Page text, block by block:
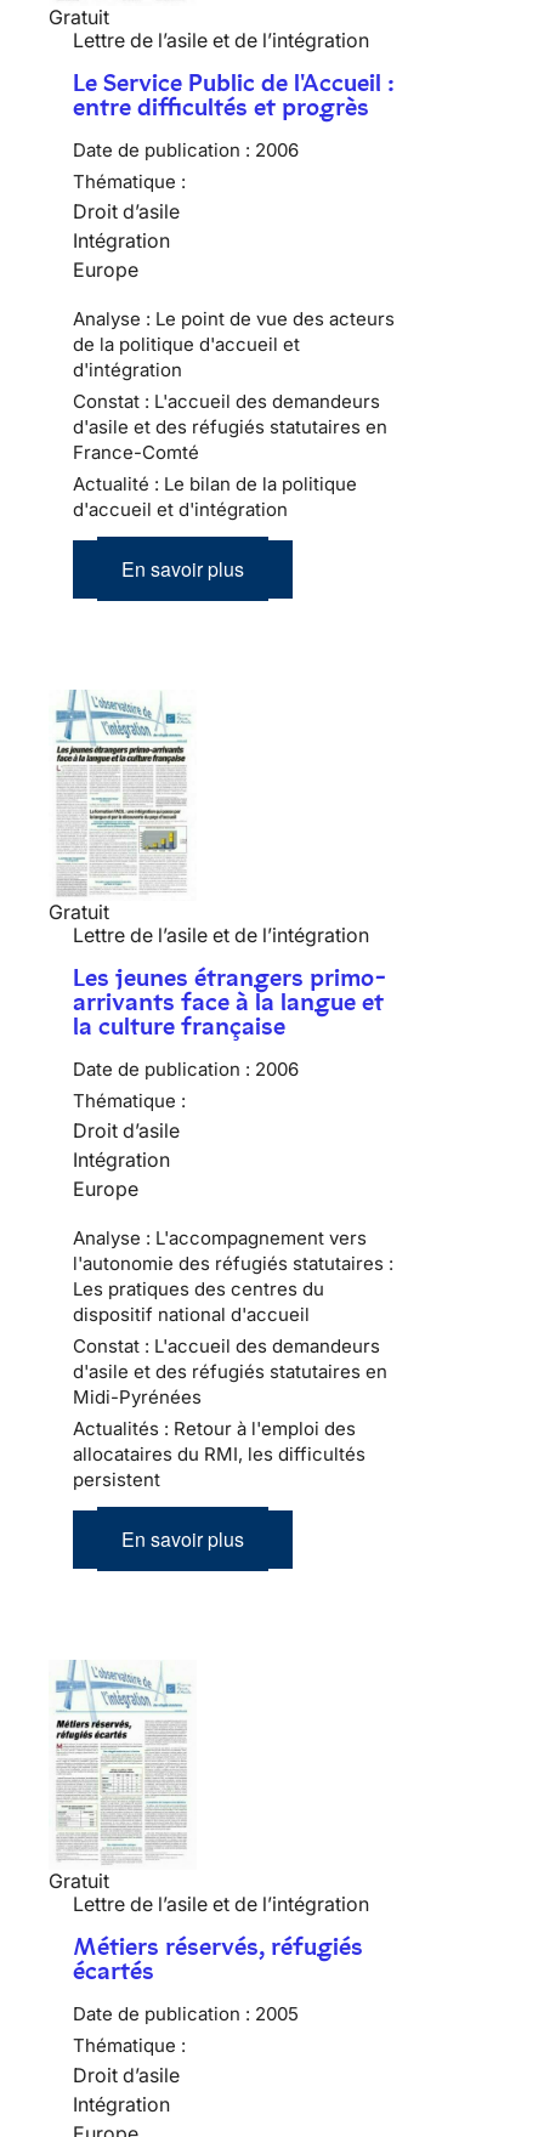
Gratuit
Lettre de l’asile et de l’intégration
Le Service Public de l'Accueil :
entre difficultés et progrès
Date de publication : 2006
Thématique :
Droit d’asile
Intégration
Europe
Analyse : Le point de vue des acteurs
de la politique d'accueil et
d'intégration
Constat : L'accueil des demandeurs
d'asile et des réfugiés statutaires en
France-Comté
Actualité : Le bilan de la politique
d'accueil et d'intégration
En savoir plus
Gratuit
Lettre de l’asile et de l’intégration
Les jeunes étrangers primo-
arrivants face à la langue et
la culture française
Date de publication : 2006
Thématique :
Droit d’asile
Intégration
Europe
Analyse : L'accompagnement vers
l'autonomie des réfugiés statutaires :
Les pratiques des centres du
dispositif national d'accueil
Constat : L'accueil des demandeurs
d'asile et des réfugiés statutaires en
Midi-Pyrénées
Actualités : Retour à l'emploi des
allocataires du RMI, les difficultés
persistent
En savoir plus
Gratuit
Lettre de l’asile et de l’intégration
Métiers réservés, réfugiés
écartés
Date de publication : 2005
Thématique :
Droit d’asile
Intégration